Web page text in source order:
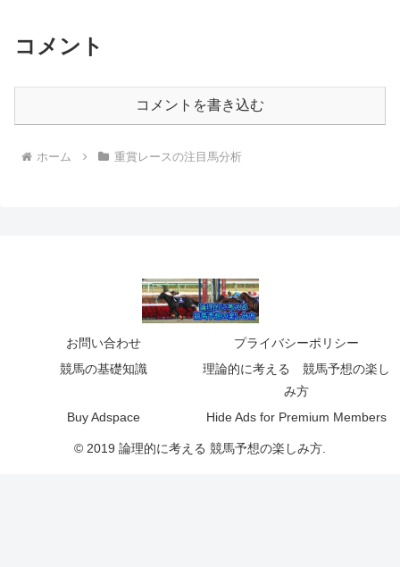
コメント
コメントを書き込む
ホーム 重賞レースの注目馬分析
お問い合わせ
プライバシーポリシー
競馬の基礎知識
理論的に考える 競馬予想の楽し
み方
Buy Adspace
Hide Ads for Premium Members
© 2019 論理的に考える 競馬予想の楽しみ方.